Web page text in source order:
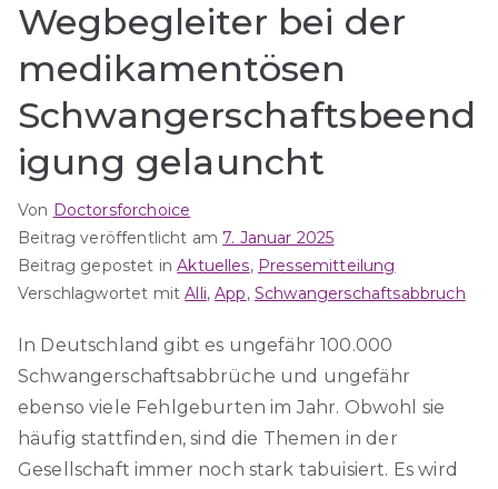
Wegbegleiter bei der
medikamentösen
Schwangerschaftsbeend
igung gelauncht
Von Doctorsforchoice
Beitrag veröffentlicht am 7. Januar 2025
Beitrag gepostet inAktuelles, Pressemitteilung
Verschlagwortet mitAlli,App, Schwangerschaftsabbruch
In Deutschland gibt es ungefähr 100.000
Schwangerschaftsabbrüche und ungefähr
ebenso viele Fehlgeburten im Jahr. Obwohl sie
häufig stattfinden, sind die Themen in der
Gesellschaft immer noch stark tabuisiert. Es wird